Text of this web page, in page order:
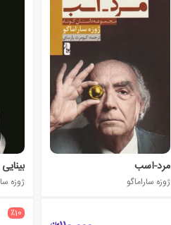
مرد-اسب
ژوزه ساراماگو
بینایی
ژوزه
٪10